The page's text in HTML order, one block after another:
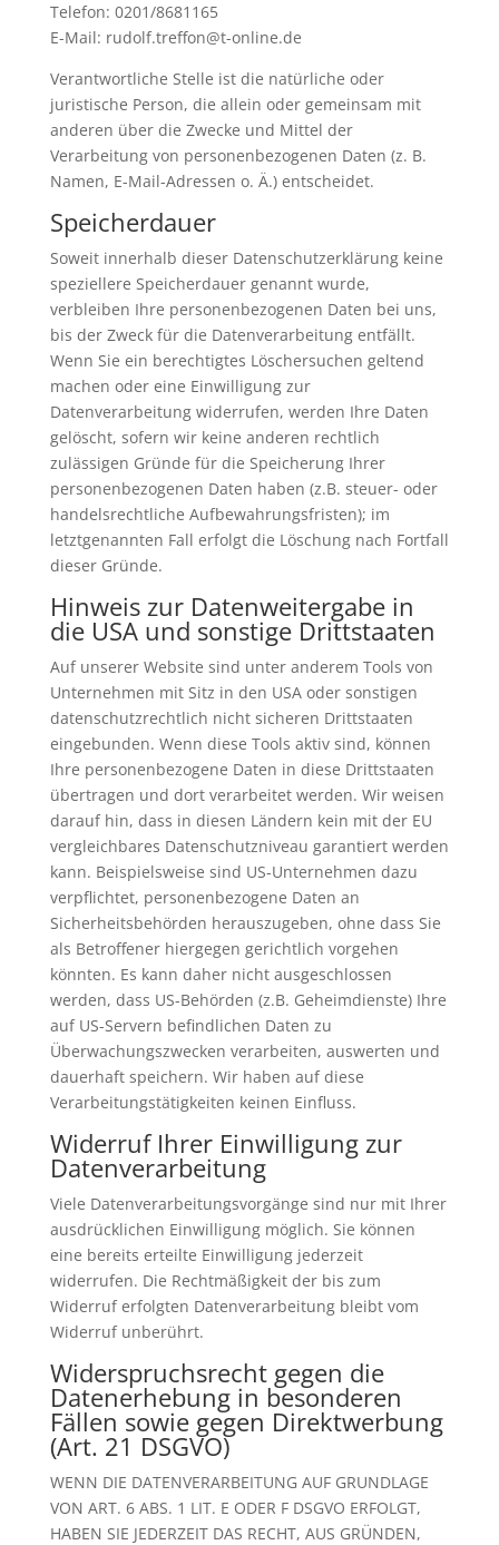
Telefon: 0201/8681165
E-Mail: rudolf.treffon@t-online.de
Verantwortliche Stelle ist die natürliche oder
juristische Person, die allein oder gemeinsam mit
anderen über die Zwecke und Mittel der
Verarbeitung von personenbezogenen Daten (z. B.
Namen, E-Mail-Adressen o. Ä.) entscheidet.
Speicherdauer
Soweit innerhalb dieser Datenschutzerklärung keine
speziellere Speicherdauer genannt wurde,
verbleiben Ihre personenbezogenen Daten bei uns,
bis der Zweck für die Datenverarbeitung entfällt.
Wenn Sie ein berechtigtes Löschersuchen geltend
machen oder eine Einwilligung zur
Datenverarbeitung widerrufen, werden Ihre Daten
gelöscht, sofern wir keine anderen rechtlich
zulässigen Gründe für die Speicherung Ihrer
personenbezogenen Daten haben (z.B. steuer- oder
handelsrechtliche Aufbewahrungsfristen); im
letztgenannten Fall erfolgt die Löschung nach Fortfall
dieser Gründe.
Hinweis zur Datenweitergabe in
die USA und sonstige Drittstaaten
Auf unserer Website sind unter anderem Tools von
Unternehmen mit Sitz in den USA oder sonstigen
datenschutzrechtlich nicht sicheren Drittstaaten
eingebunden. Wenn diese Tools aktiv sind, können
Ihre personenbezogene Daten in diese Drittstaaten
übertragen und dort verarbeitet werden. Wir weisen
darauf hin, dass in diesen Ländern kein mit der EU
vergleichbares Datenschutzniveau garantiert werden
kann. Beispielsweise sind US-Unternehmen dazu
verpflichtet, personenbezogene Daten an
Sicherheitsbehörden herauszugeben, ohne dass Sie
als Betroffener hiergegen gerichtlich vorgehen
könnten. Es kann daher nicht ausgeschlossen
werden, dass US-Behörden (z.B. Geheimdienste) Ihre
auf US-Servern befindlichen Daten zu
Überwachungszwecken verarbeiten, auswerten und
dauerhaft speichern. Wir haben auf diese
Verarbeitungstätigkeiten keinen Einfluss.
Widerruf Ihrer Einwilligung zur
Datenverarbeitung
Viele Datenverarbeitungsvorgänge sind nur mit Ihrer
ausdrücklichen Einwilligung möglich. Sie können
eine bereits erteilte Einwilligung jederzeit
widerrufen. Die Rechtmäßigkeit der bis zum
Widerruf erfolgten Datenverarbeitung bleibt vom
Widerruf unberührt.
Widerspruchsrecht gegen die
Datenerhebung in besonderen
Fällen sowie gegen Direktwerbung
(Art. 21 DSGVO)
WENN DIE DATENVERARBEITUNG AUF GRUNDLAGE
VON ART. 6 ABS. 1 LIT. E ODER F DSGVO ERFOLGT,
HABEN SIE JEDERZEIT DAS RECHT, AUS GRÜNDEN,